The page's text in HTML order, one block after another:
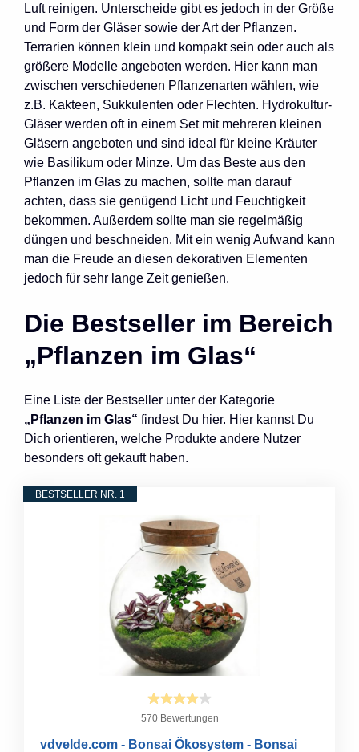
Luft reinigen. Unterscheide gibt es jedoch in der Größe
und Form der Gläser sowie der Art der Pflanzen.
Terrarien können klein und kompakt sein oder auch als
größere Modelle angeboten werden. Hier kann man
zwischen verschiedenen Pflanzenarten wählen, wie
z.B. Kakteen, Sukkulenten oder Flechten. Hydrokultur-
Gläser werden oft in einem Set mit mehreren kleinen
Gläsern angeboten und sind ideal für kleine Kräuter
wie Basilikum oder Minze. Um das Beste aus den
Pflanzen im Glas zu machen, sollte man darauf
achten, dass sie genügend Licht und Feuchtigkeit
bekommen. Außerdem sollte man sie regelmäßig
düngen und beschneiden. Mit ein wenig Aufwand kann
man die Freude an diesen dekorativen Elementen
jedoch für sehr lange Zeit genießen.
Die Bestseller im Bereich
„Pflanzen im Glas“
Eine Liste der Bestseller unter der Kategorie
„Pflanzen im Glas“ findest Du hier. Hier kannst Du
Dich orientieren, welche Produkte andere Nutzer
besonders oft gekauft haben.
BESTSELLER NR. 1
570 Bewertungen
vdvelde.com - Bonsai Ökosystem - Bonsai